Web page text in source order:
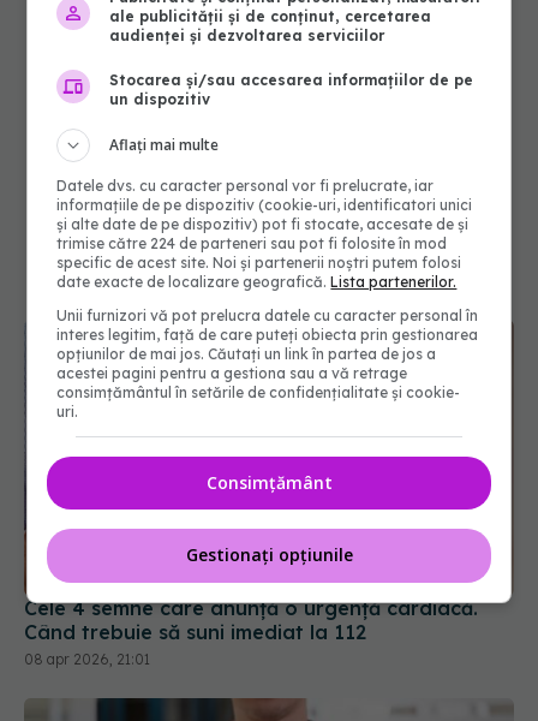
Cele 4 semne care anunță o urgență cardiacă.
Când trebuie să suni imediat la 112
08 apr 2026, 21:01
ale publicității și de conținut, cercetarea
audienței și dezvoltarea serviciilor
Stocarea și/sau accesarea informațiilor de pe
un dispozitiv
Aflați mai multe
Datele dvs. cu caracter personal vor fi prelucrate, iar
informațiile de pe dispozitiv (cookie-uri, identificatori unici
și alte date de pe dispozitiv) pot fi stocate, accesate de și
trimise către 224 de parteneri sau pot fi folosite în mod
specific de acest site. Noi și partenerii noștri putem folosi
date exacte de localizare geografică.Lista partenerilor.
Unii furnizori vă pot prelucra datele cu caracter personal în
interes legitim, față de care puteți obiecta prin gestionarea
opțiunilor de mai jos. Căutați un link în partea de jos a
acestei pagini pentru a gestiona sau a vă retrage
consimțământul în setările de confidențialitate și cookie-
uri.
Consimțământ
Gestionați opțiunile